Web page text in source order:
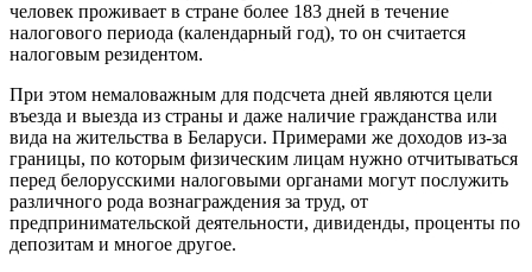
человек проживает в стране более 183 дней в течение
налогового периода (календарный год), то он считается
налоговым резидентом.
При этом немаловажным для подсчета дней являются цели
въезда и выезда из страны и даже наличие гражданства или
вида на жительства в Беларуси. Примерами же доходов из-за
границы, по которым физическим лицам нужно отчитываться
перед белорусскими налоговыми органами могут послужить
различного рода вознаграждения за труд, от
предпринимательской деятельности, дивиденды, проценты по
депозитам и многое другое.